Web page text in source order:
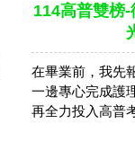
114高普雙榜
在畢業前，我先
一邊專心完成護
再全力投入高普